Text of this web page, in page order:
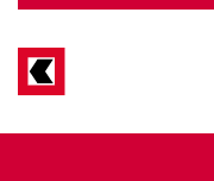
Direkt
Inhalt